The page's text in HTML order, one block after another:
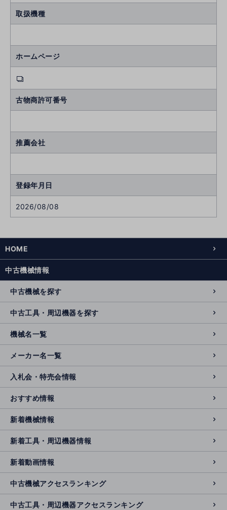
取扱機種
ホームページ
古物商許可番号
推薦会社
登録年月日
2026/08/08
HOME
中古機械情報
中古機械を探す
中古工具・周辺機器を探す
機械名一覧
メーカー名一覧
入札会・特売会情報
おすすめ情報
新着機械情報
新着工具・周辺機器情報
新着動画情報
中古機械アクセスランキング
中古工具・周辺機器アクセスランキング